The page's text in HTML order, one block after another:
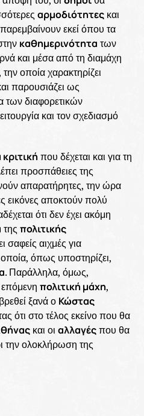
αρμοδιότητεςκαι
εκεί όπου τα
καθημερινότητα των
και μέσα από τη διαμάχη
την οποία χαρακτηρίζει
παρουσιάζει ως
των διαφορετικών
και τον σχεδιασμό
που δέχεται και για τη
προσπάθειες της
απαρατήρητες, την ώρα
εικόνες αποκτούν πολύ
ότι δεν έχει ακόμη
της πολιτικής
σαφείς αιχμές για
όπως υποστηρίζει,
. Παράλληλα, όμως,
επόμενη πολιτική μάχη,
ξανά ο Κώστας
ότι στο τέλος εκείνο που θα
και οι αλλαγέςπου θα
την ολοκλήρωση της